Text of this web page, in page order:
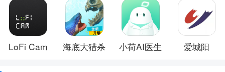
LoFi Cam 海底大猎杀 小荷AI医生 爱城阳